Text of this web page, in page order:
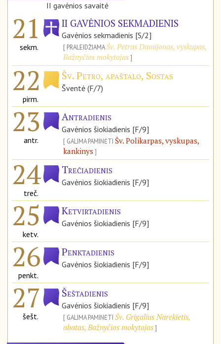
II gavėnios savaitė
21
sekm.
II GAVĖNIOS SEKMADIENIS
Gavėnios sekmadienis [S/2]
PRALEIDŽIAMAŠv. Petras Damijonas, vyskupas,
Bažnyčios mokytojas
22
pirm.
Šv. Petro, apaštalo, Sostas
Šventė (F/7)
23
antr.
Antradienis
Gavėnios šiokiadienis [F/9]
GALIMA PAMINĖTI Šv. Polikarpas, vyskupas,
kankinys
24
treč.
Trečiadienis
Gavėnios šiokiadienis [F/9]
25
ketv.
Ketvirtadienis
Gavėnios šiokiadienis [F/9]
26
penkt.
Penktadienis
Gavėnios šiokiadienis [F/9]
27
šešt.
Šeštadienis
Gavėnios šiokiadienis [F/9]
GALIMA PAMINĖTI Šv. Grigalius Narekietis,
abatas, Bažnyčios mokytojas